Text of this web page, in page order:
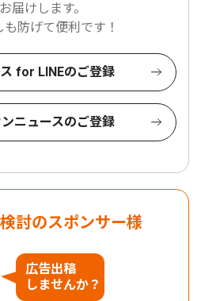
届けします。
防げて便利です！
for LINEのご登録
ニュースのご登録
討のスポンサー様
広告出稿
しませんか？